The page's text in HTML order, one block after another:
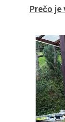
Prečo je